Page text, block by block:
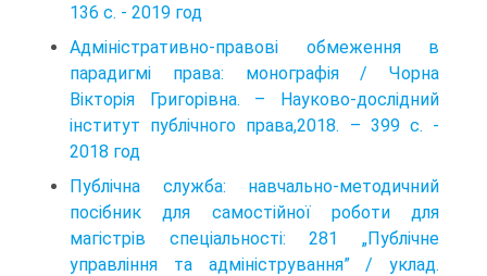
136 с. - 2019 год
Адміністративно-правові обмеження в
парадигмі права: монографія / Чорна
Вікторія Григорівна. – Науково-дослідний
інститут публічного права,2018. – 399 с. -
2018 год
Публічна служба: навчально-методичний
посібник для самостійної роботи для
магістрів спеціальності: 281 „Публічне
управління та адміністрування” / уклад.